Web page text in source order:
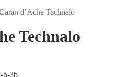
d’Ache Technalo
Technalo